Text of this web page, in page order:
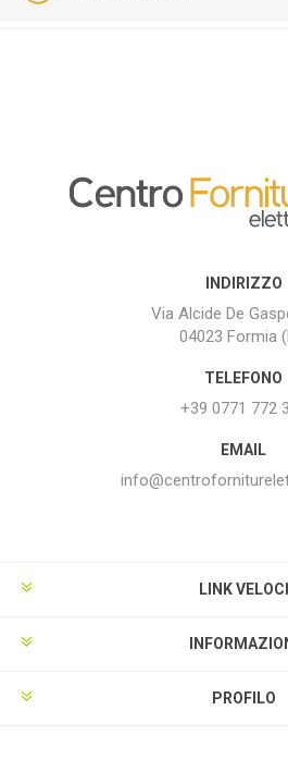
INDIRIZZO
Via Alcide De
04023 Formia
TELEFONO
+39 0771 772
EMAIL
LINK VELOCI
PROFILO